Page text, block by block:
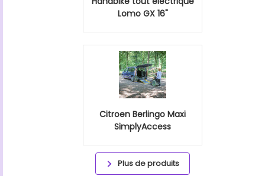
Lomo GX 16"
Citroen Berlingo Maxi
SimplyAccess
Plus de produits